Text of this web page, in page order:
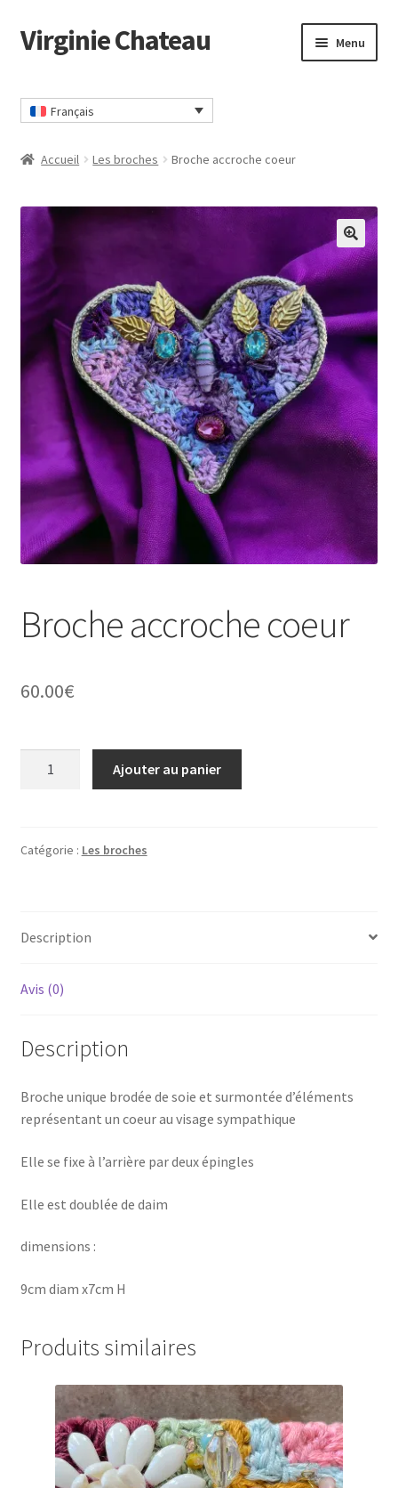
Passer
à
navigation
Passer
au
Virginie Chateau Menu
Contact
Mon compte
Panier
Politique Confidentialité
Virginie Chateau
Français
Accueil Les broches Broche accroche coeur
🔍
Broche accroche coeur
60.00€
coeur
Ajouter au panier
Catégorie : Les broches
Description
Avis (0)
Description
Broche unique brodée de soie et surmontée d’éléments
représentant un coeur au visage sympathique
Elle se fixe à l’arrière par deux épingles
Elle est doublée de daim
dimensions :
9cm diam x7cm H
Produits similaires